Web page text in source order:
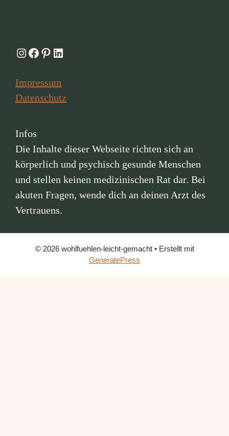
Instagram
Facebook
Pinterest
LinkedIn
Impressum
Datenschutz
Infos
Die Inhalte dieser Webseite richten sich an
körperlich und psychisch gesunde Menschen
und stellen keinen medizinischen Rat dar. Bei
akuten Fragen, wende dich an deinen Arzt des
Vertrauens.
© 2026 wohlfuehlen-leicht-gemacht• Erstellt mit
GeneratePress